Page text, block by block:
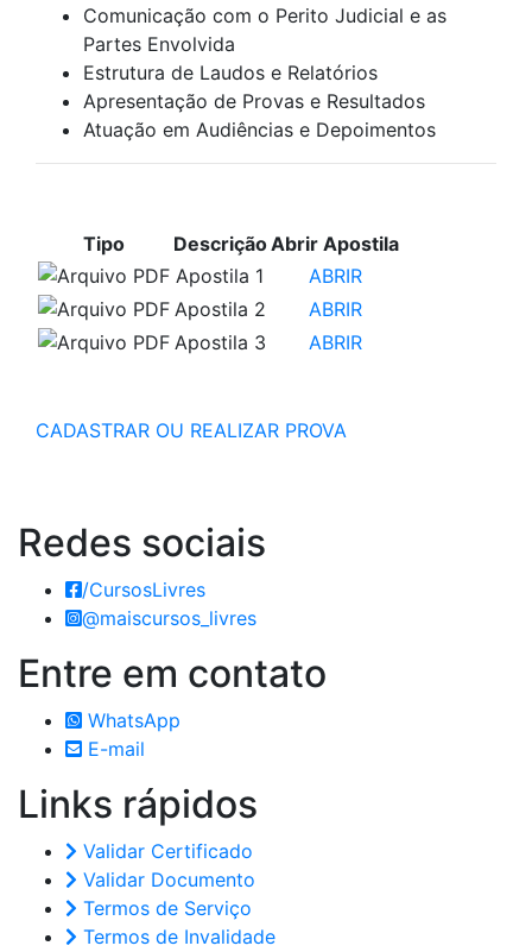
Comunicação com o Perito Judicial e as
Partes Envolvida
Estrutura de Laudos e Relatórios
Apresentação de Provas e Resultados
Atuação em Audiências e Depoimentos
Tipo DescriçãoAbrir Apostila
Apostila 1
ABRIR
Apostila 2
ABRIR
Apostila 3
ABRIR
CADASTRAR OU REALIZAR PROVA
Redes sociais
/CursosLivres
@maiscursos_livres
Entre em contato
WhatsApp
E-mail
Links rápidos
Validar Certificado
Validar Documento
Termos de Serviço
Termos de Invalidade